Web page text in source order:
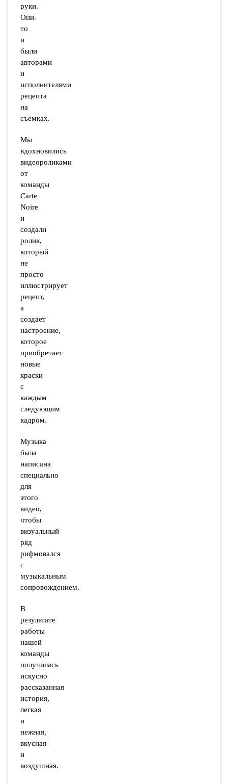
руки.
Они-
то
и
были
авторами
и
исполнителями
рецепта
на
съемках.
Мы
вдохновились
видеороликами
от
команды
Carte
Noire
и
создали
ролик,
который
не
просто
иллюстрирует
рецепт,
а
создает
настроение,
которое
приобретает
новые
краски
с
каждым
следующим
кадром.
Музыка
была
написана
специально
для
этого
видео,
чтобы
визуальный
ряд
рифмовался
с
музыкальным
сопровождением.
В
результате
работы
нашей
команды
получилась
искусно
рассказанная
история,
легкая
и
нежная,
вкусная
и
воздушная.